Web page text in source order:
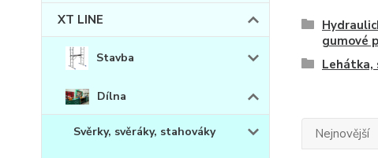
XT LINE
Stavba
Dílna
Svěrky, svěráky, stahováky
gumové
Lehátka,
Nejnovější